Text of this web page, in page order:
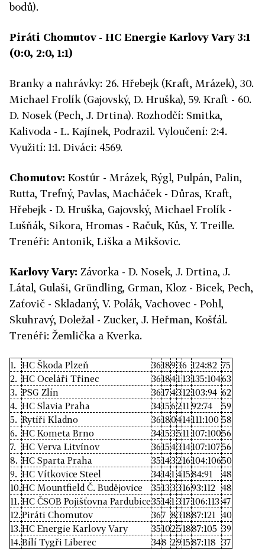
bodů).
Piráti Chomutov - HC Energie Karlovy Vary 3:1
(0:0, 2:0, 1:1)
Branky a nahrávky: 26. Hřebejk (Kraft, Mrázek), 30.
Michael Frolík (Gajovský, D. Hruška), 59. Kraft - 60.
D. Nosek (Pech, J. Drtina). Rozhodčí: Smitka,
Kalivoda - L. Kajínek, Podrazil. Vyloučení: 2:4.
Využití: 1:1. Diváci: 4569.
Chomutov: Kostúr - Mrázek, Rýgl, Pulpán, Palin,
Rutta, Trefný, Pavlas, Macháček - Důras, Kraft,
Hřebejk - D. Hruška, Gajovský, Michael Frolík -
Lušňák, Sikora, Hromas - Račuk, Kůs, Y. Treille.
Trenéři: Antonik, Liška a Mikšovic.
Karlovy Vary: Závorka - D. Nosek, J. Drtina, J.
Látal, Gulaši, Gründling, Grman, Kloz - Bicek, Pech,
Zaťovič - Skladaný, V. Polák, Vachovec - Pohl,
Skuhravý, Doležal - Zucker, J. Heřman, Košťál.
Trenéři: Žemlička a Kverka.
1. HC Škoda Plzeň 3618936 124:82 75
2. HC Oceláři Třinec 361841 13 135:10463
3. PSG Zlín 36174312 103:94 62
4. HC Slavia Praha 34156211 92:74
59
5. Rytíři Kladno 36180414111:100 58
6. HC Kometa Brno 34153511 107:10056
7.
HC Verva Litvínov 36154314107:10756
8. HC Sparta Praha 35143216104:10650
9. HC Vítkovice Steel 34141 41584:91
48
10.HC Mountfield Č. Budějovice 3513331693:112
48
11. HC ČSOB Pojišťovna Pardubice35141 317 106:113 47
12.Piráti Chomutov 367 831887:121
40
13.HC Energie Karlovy Vary 3510251887:105 39
14.Bílí Tygři Liberec 348 291587:118 37